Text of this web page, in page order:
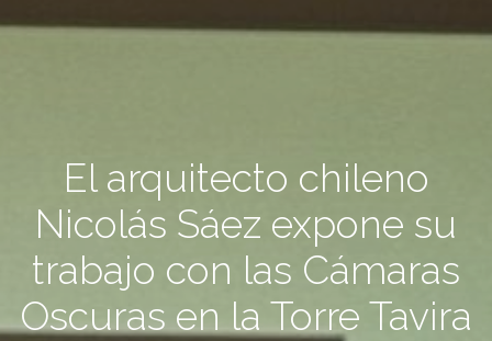
El arquitecto chileno
Nicolás Sáez expone su
trabajo con las Cámaras
Oscuras en la Torre Tavira